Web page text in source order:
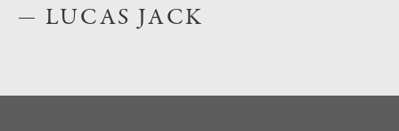
LUCAS JACK